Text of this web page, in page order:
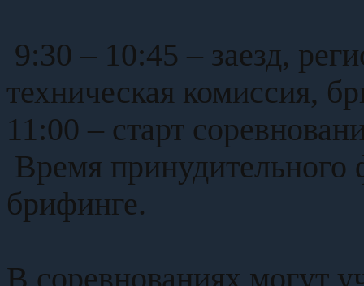
9:30 – 10:45 – заезд,
техническая комиссия,
11:00 – старт
Время принудительного
брифинге.